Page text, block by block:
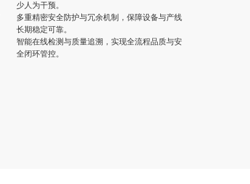
少人为干预。
多重精密安全防护与冗余机制，保障设备与产线
长期稳定可靠。
智能在线检测与质量追溯，实现全流程品质与安
全闭环管控。